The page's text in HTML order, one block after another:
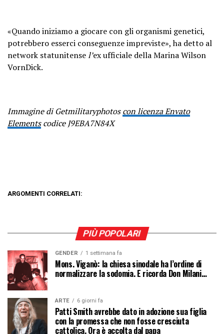
«Quando iniziamo a giocare con gli organismi genetici,
potrebbero esserci conseguenze impreviste», ha detto al
network statunitensel’ex ufficiale della Marina Wilson
VornDick.
Immagine di Getmilitaryphotoscon licenza Envato
Elementscodice J9EBA7N84X
ARGOMENTI CORRELATI:
PIÙ POPOLARI
GENDER 1 settimana fa
Mons. Viganò: la chiesa sinodale ha l’ordine di
normalizzare la sodomia. E ricorda Don Milani…
ARTE 6 giorni fa
Patti Smith avrebbe dato in adozione sua figlia
con la promessa che non fosse cresciuta
cattolica. Ora è accolta dal papa